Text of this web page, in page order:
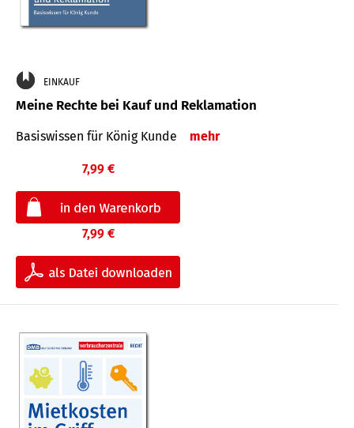
EINKAUF
Meine Rechte bei Kauf und Reklamation
Basiswissen für König Kunde mehr
7,99 €
7,99 €